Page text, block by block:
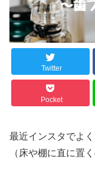
Twitter
Pocket
最近インスタでよ
（床や棚に直に置